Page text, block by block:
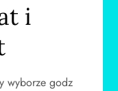
i
wyborze godz